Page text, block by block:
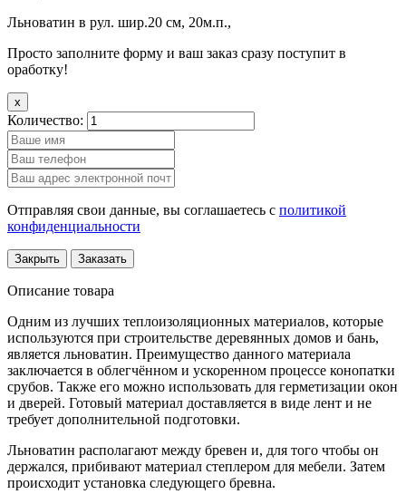
Льноватин в рул. шир.20 см, 20м.п.,
Просто заполните форму и ваш заказ сразу поступит в
оработку!
x
Количество:
Отправляя свои данные, вы соглашаетесь с политикой
конфиденциальности
Закрыть Заказать
Описание товара
Одним из лучших теплоизоляционных материалов, которые
используются при строительстве деревянных домов и бань,
является льноватин. Преимущество данного материала
заключается в облегчённом и ускоренном процессе конопатки
срубов. Также его можно использовать для герметизации окон
и дверей. Готовый материал доставляется в виде лент и не
требует дополнительной подготовки.
Льноватин располагают между бревен и, для того чтобы он
держался, прибивают материал степлером для мебели. Затем
происходит установка следующего бревна.